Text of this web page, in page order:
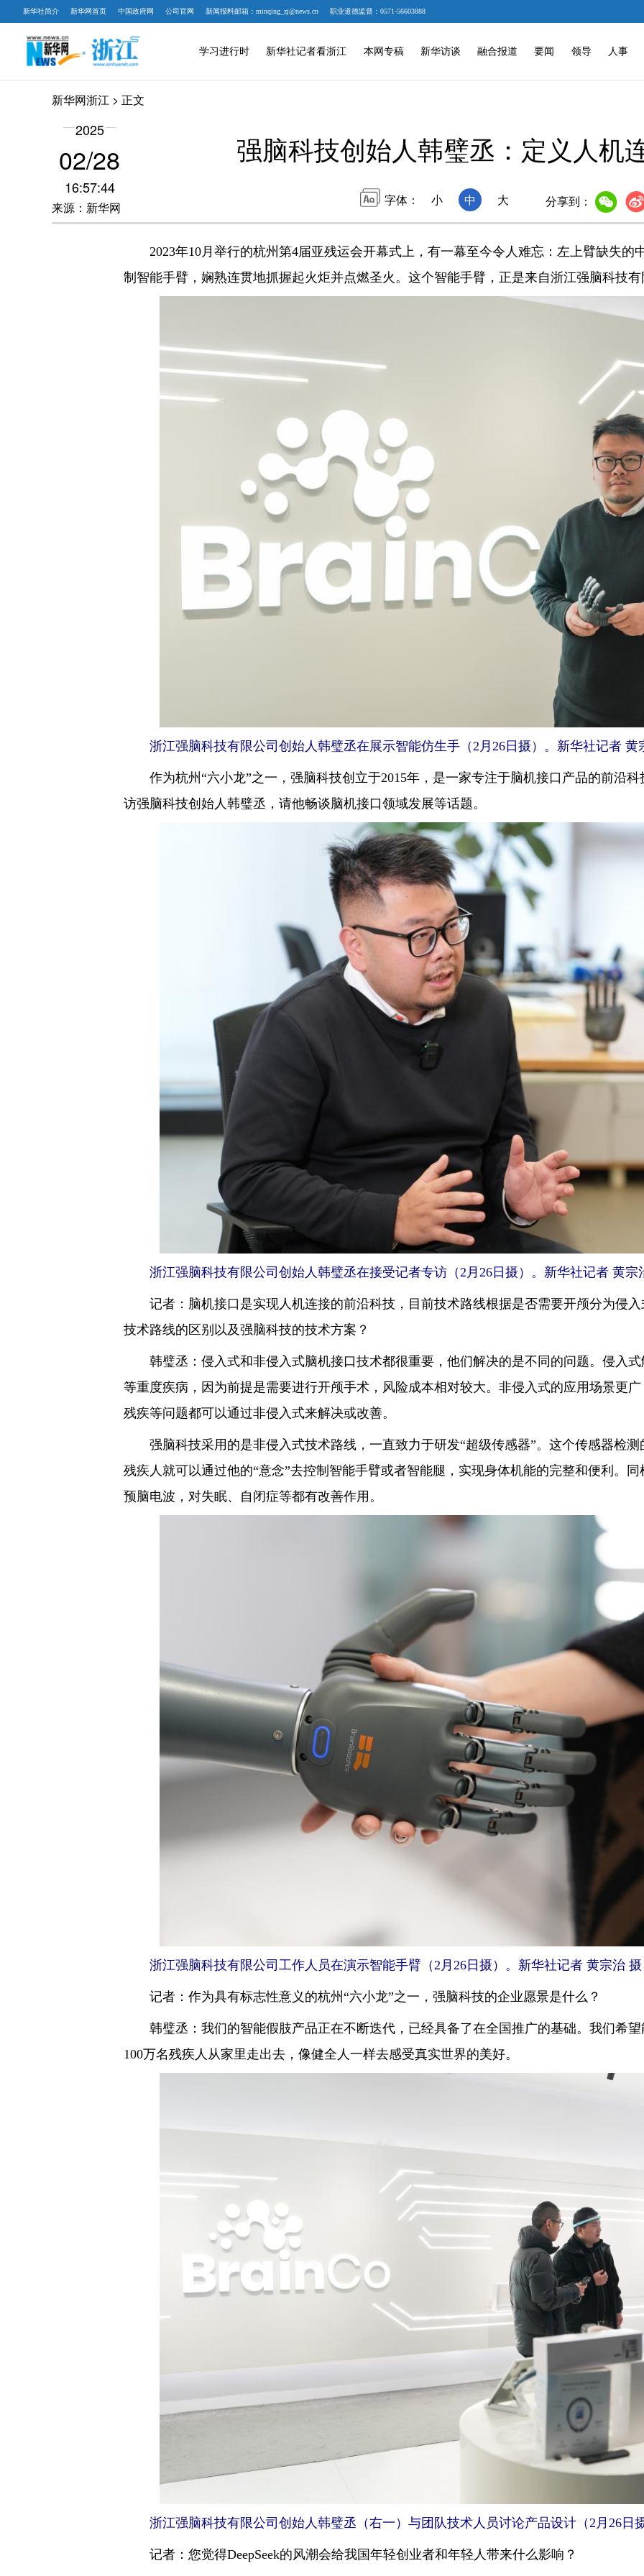
新华社简介 新华网首页 中国政府网 公司官网 新闻报料邮箱：minqing_zj@news.cn 职业道德监督：0571-56603888
学习进行时 新华社记者看浙江 本网专稿 新华访谈 融合报道 要闻 领导 人事
新华网浙江 > 正文
2025
02/28
16:57:44
来源：新华网
强脑科技创始人韩璧丞：定义人机
字体： 小 中 大 分享到：
2023年10月举行的杭州第4届亚残运会开幕式上，有一幕至今令人难忘：左上臂缺失的
制智能手臂，娴熟连贯地抓握起火炬并点燃圣火。这个智能手臂，正是来自浙江强脑科技
浙江强脑科技有限公司创始人韩璧丞在展示智能仿生手（2月26日摄）。新华社记者 黄
作为杭州“六小龙”之一，强脑科技创立于2015年，是一家专注于脑机接口产品的前沿科
访强脑科技创始人韩璧丞，请他畅谈脑机接口领域发展等话题。
浙江强脑科技有限公司创始人韩璧丞在接受记者专访（2月26日摄）。新华社记者 黄宗
记者：脑机接口是实现人机连接的前沿科技，目前技术路线根据是否需要开颅分为侵入
技术路线的区别以及强脑科技的技术方案？
韩璧丞：侵入式和非侵入式脑机接口技术都很重要，他们解决的是不同的问题。侵入式
等重度疾病，因为前提是需要进行开颅手术，风险成本相对较大。非侵入式的应用场景更
残疾等问题都可以通过非侵入式来解决或改善。
强脑科技采用的是非侵入式技术路线，一直致力于研发“超级传感器”。这个传感器检测
残疾人就可以通过他的“意念”去控制智能手臂或者智能腿，实现身体机能的完整和便利。
预脑电波，对失眠、自闭症等都有改善作用。
浙江强脑科技有限公司工作人员在演示智能手臂（2月26日摄）。新华社记者 黄宗治 摄
记者：作为具有标志性意义的杭州“六小龙”之一，强脑科技的企业愿景是什么？
韩璧丞：我们的智能假肢产品正在不断迭代，已经具备了在全国推广的基础。我们希望
100万名残疾人从家里走出去，像健全人一样去感受真实世界的美好。
浙江强脑科技有限公司创始人韩璧丞（右一）与团队技术人员讨论产品设计（2月26日
记者：您觉得DeepSeek的风潮会给我国年轻创业者和年轻人带来什么影响？